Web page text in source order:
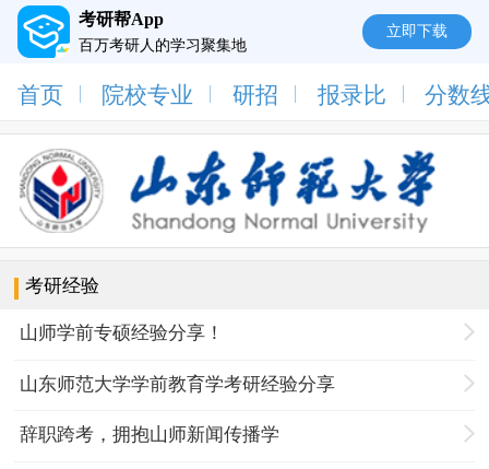
考研帮App
百万考研人的学习聚集地
立即下载
首页 院校专业 研招 报录比 分数
考研经验
山师学前专硕经验分享！
山东师范大学学前教育学考研经验分享
辞职跨考，拥抱山师新闻传播学